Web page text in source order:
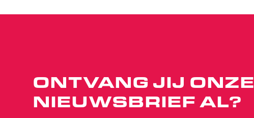
ONTVANG JIJ ONZE
NIEUWSBRIEF AL?